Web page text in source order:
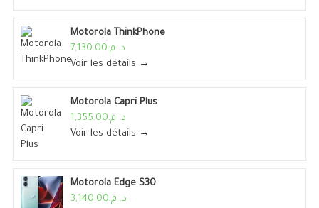
Motorola ThinkPhone
د. م.7,130.00
Voir les détails →
Motorola Capri Plus
د. م.1,355.00
Voir les détails →
Motorola Edge S30
د. م.3,140.00